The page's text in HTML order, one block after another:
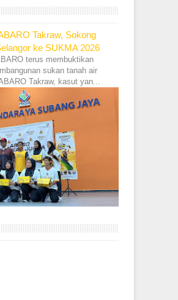
Takraw, Sokong
ke SUKMA 2026
terus membuktikan
sukan tanah air
Takraw, kasut yan...